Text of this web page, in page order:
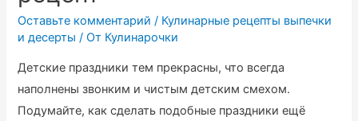
Оставьте комментарий / Кулинарные рецепты выпечки
и десерты / От Кулинарочки
Детские праздники тем прекрасны, что всегда
наполнены звонким и чистым детским смехом.
Подумайте, как сделать подобные праздники ещё